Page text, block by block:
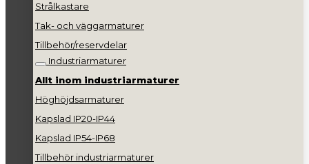
Strålkastare
Tak- och väggarmaturer
Tillbehör/reservdelar
Industriarmaturer
Allt inom industriarmaturer
Höghöjdsarmaturer
Kapslad IP20-IP44
Kapslad IP54-IP68
Tillbehör industriarmaturer